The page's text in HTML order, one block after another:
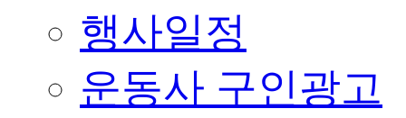
행사일정
운동사 구인광고